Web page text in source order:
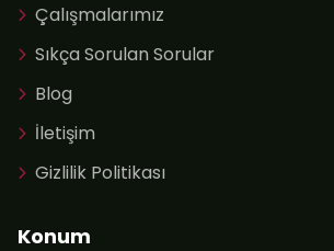
Çalışmalarımız
Sıkça Sorulan Sorular
Blog
İletişim
Gizlilik Politikası
Konum